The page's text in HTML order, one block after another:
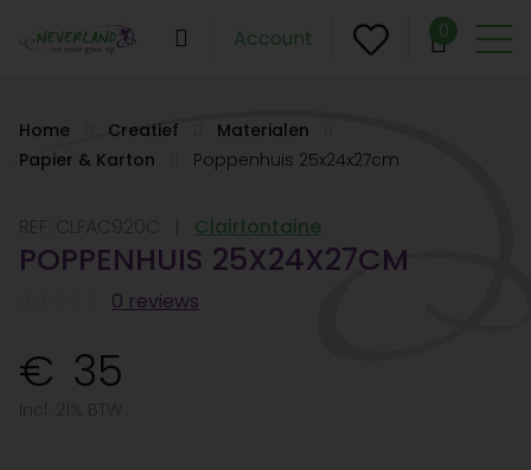
Account 0
Home Creatief
Materialen
Papier & Karton
Poppenhuis 25x24x27cm
Clairfontaine
POPPENHUIS 25X24X27CM
0 reviews
35